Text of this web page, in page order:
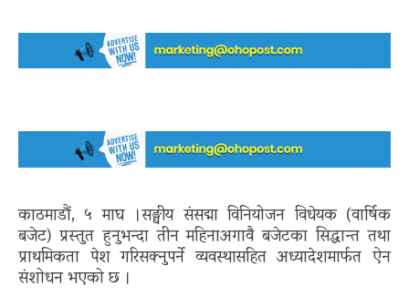
काठमाडाैं, ५ माघ ।सङ्घीय संसद्मा विनियोजन विधेयक (वार्षिक
बजेट) प्रस्तुत हुनुभन्दा तीन महिनाअगावै बजेटका सिद्धान्त तथा
प्राथमिकता पेश गरिसक्नुपर्ने व्यवस्थासहित अध्यादेशमार्फत ऐन
संशोधन भएको छ ।